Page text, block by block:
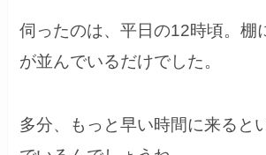
伺ったのは、平日の12時頃。棚
が並んでいるだけでした。
多分、もっと早い時間に来ると